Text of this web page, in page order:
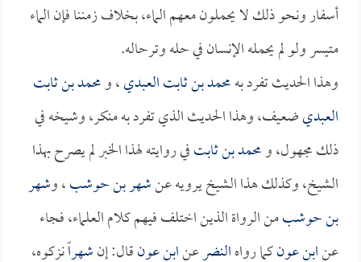
أسفار ونحو ذلك لا يحملون معهم الماء، بخلاف زمننا فإن الماء
متيسر ولو لم يحمله الإنسان في حله وترحاله.
وهذا الحديث تفرد بهمحمد بن ثابت العبدي، ومحمد بن ثابت
العبديضعيف، وهذا الحديث الذي تفرد به منكر، وشيخه في
ذلك مجهول، ومحمد بن ثابتفي روايته لهذا الخبر لم يصرح بهذا
الشيخ، وكذلك هذا الشيخ يرويه عنشهر بن حوشب، وشهر
بن حوشبمن الرواة الذين اختلف فيهم كلام العلماء، فجاء
عنابن عونكما رواهالنضرعنابن عونقال: إنشهراًنزكوه،